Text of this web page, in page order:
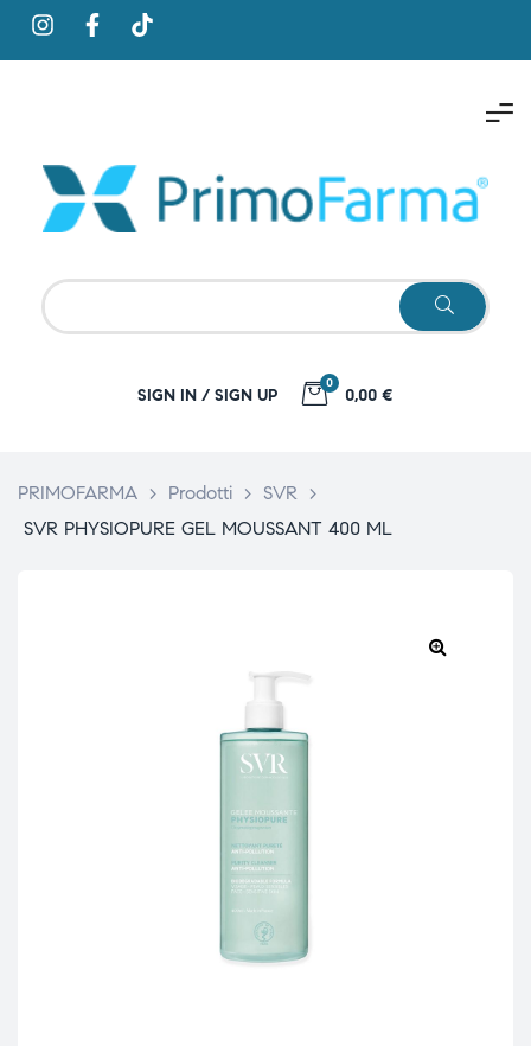
SIGN IN / SIGN UP
0
0,00 €
PRIMOFARMA > Prodotti > SVR >
SVR PHYSIOPURE GEL MOUSSANT 400 ML